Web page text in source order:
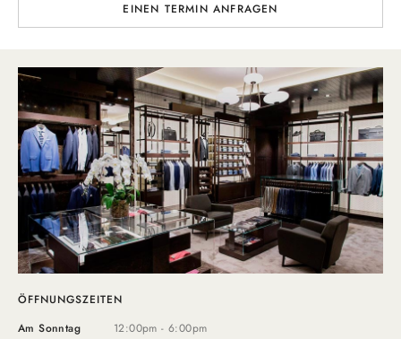
EINEN TERMIN ANFRAGEN
ÖFFNUNGSZEITEN
Am Sonntag
12:00pm - 6:00pm